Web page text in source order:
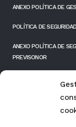
ANEXO POLÍTICA DE
POLÍTICA DE
ANEXO POLÍTICA DE
PREVISONOR
FONDOS PÚBLICOS